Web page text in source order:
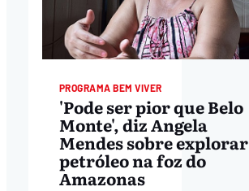
PROGRAMA BEM VIVER
'Pode ser pior que Belo
Monte', diz Angela
Mendes sobre explorar
petróleo na foz do
Amazonas